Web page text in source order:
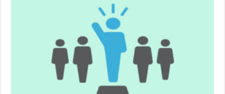
النظرية
التحويلية
النظرية